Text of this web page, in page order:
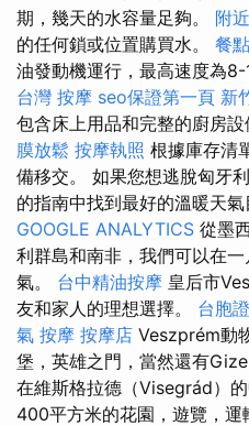
期，幾天的水容量足夠。 附
的任何鎖或位置購買水。 餐
油發動機運行，最高速度為8-
台灣 按摩 seo保證第一頁 新
包含床上用品和完整的廚房設
膜放鬆 按摩執照 根據庫存清
備移交。 如果您想逃脫匈牙
的指南中找到最好的溫暖天氣
GOOGLE ANALYTICS 從墨
利群島和南非，我們可以在
氣。 台中精油按摩 皇后市
友和家人的理想選擇。 台胞
氣 按摩 按摩店 Veszprém動
堡，英雄之門，當然還有
在維斯格拉德（Visegrád）
400平方米的花園，遊覽，